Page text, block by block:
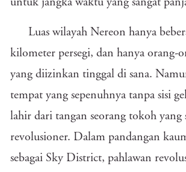
untuk jangka waktu yang sangat
Luas wilayah Nereon hanya
kilometer persegi, dan hanya orang-
yang diizinkan tinggal di sana.
tempat yang sepenuhnya tanpa sisi
lahir dari tangan seorang tokoh yang
revolusioner. Dalam pandangan
sebagai Sky District, pahlawan